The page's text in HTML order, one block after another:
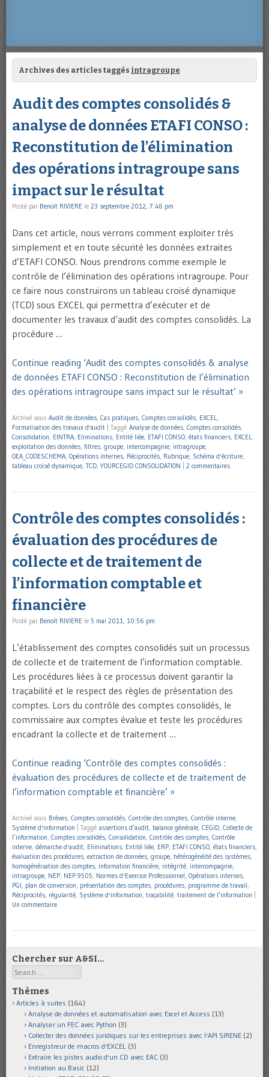
Archives des articles taggés intragroupe
Audit des comptes consolidés &
analyse de données ETAFI CONSO :
Reconstitution de l’élimination
des opérations intragroupe sans
impact sur le résultat
Posté par Benoît RIVIERE le 23 septembre 2012, 7:46 pm
Dans cet article, nous verrons comment exploiter très
simplement et en toute sécurité les données extraites
d’ETAFI CONSO. Nous prendrons comme exemple le
contrôle de l’élimination des opérations intragroupe. Pour
ce faire nous construirons un tableau croisé dynamique
(TCD) sous EXCEL qui permettra d’exécuter et de
documenter les travaux d’audit des comptes consolidés. La
procédure …
Continue reading ‘Audit des comptes consolidés & analyse
de données ETAFI CONSO : Reconstitution de l’élimination
des opérations intragroupe sans impact sur le résultat’ »
Archivé sous Audit de données, Cas pratiques, Comptes consolidés, EXCEL,
Formalisation des travaux d'audit
Taggé Analyse de données, Comptes consolidés,
Consolidation, EINTRA, Eliminations, Entité liée, ETAFI CONSO, états financiers, EXCEL,
exploitation des données, filtres, groupe, intercompagnie, intragroupe,
OEA_CODESCHEMA, Opérations internes, Réciprocités, Rubrique, Schéma d'écriture,
tableau croisé dynamique, TCD,YOURCEGID CONSOLIDATION 2 commentaires
Contrôle des comptes consolidés :
évaluation des procédures de
collecte et de traitement de
l’information comptable et
financière
Posté par Benoît RIVIERE le 5 mai 2011, 10:56 pm
L’établissement des comptes consolidés suit un processus
de collecte et de traitement de l’information comptable.
Les procédures liées à ce processus doivent garantir la
traçabilité et le respect des règles de présentation des
comptes. Lors du contrôle des comptes consolidés, le
commissaire aux comptes évalue et teste les procédures
encadrant la collecte et de traitement …
Continue reading ‘Contrôle des comptes consolidés :
évaluation des procédures de collecte et de traitement de
l’information comptable et financière’ »
Archivé sous Brèves, Comptes consolidés, Contrôle des comptes, Contrôle interne,
Système d'information
Taggé assertions d’audit, balance générale, CEGID, Collecte de
l’information, Comptes consolidés, Consolidation, Contrôle des comptes, Contrôle
interne, démarche d'audit, Eliminations, Entité liée, ERP, ETAFI CONSO, états financiers,
évaluation des procédures, extraction de données, groupe, hétérogénéité des systèmes,
homogénéisation des comptes, information financière, intégrité, intercompagnie,
intragroupe, NEP, NEP 9505, Normes d'Exercice Professionnel, Opérations internes,
PGI, plan de conversion, présentation des comptes, procédures, programme de travail,
Réciprocités, régularité, Système d'information, traçabilité, traitement de l’information
Un commentaire
Chercher sur A&SI…
Search
Thèmes
Articles à suites (164)
Analyse de données et automatisation avec Excel et Access (13)
Analyser un FEC avec Python (3)
Collecter des données juridiques sur les entreprises avec l'API SIRENE (2)
Enregistreur de macros d'EXCEL (3)
Extraire les pistes audio d'un CD avec EAC (3)
Initiation au Basic (12)